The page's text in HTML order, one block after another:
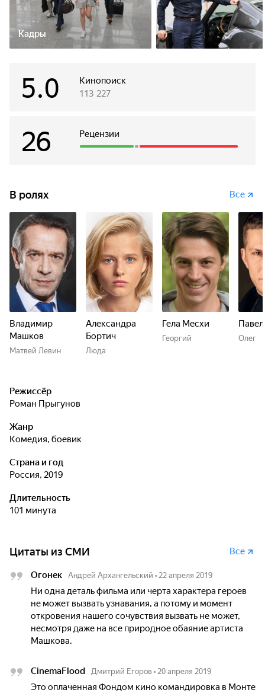
Кадры
Кинопоиск
5.0 113 227
Рецензии
26
В ролях Все
Владимир
Машков
Матвей Левин
Александра
Бортич
Люда
Гела Месхи
Георгий Олег
Режиссёр
Роман Прыгунов
Жанр
комедия, боевик
Страна и год
Россия, 2019
Длительность
101 минута
Цитаты из СМИ Все
Огонек Андрей Архангельский • 22 апреля 2019
Ни одна деталь фильма или черта характера героев
не может вызвать узнавания, а потому и момент
откровения нашего сочувствия вызвать не может,
несмотря даже на все природное обаяние артиста
Машкова.
CinemaFlood Дмитрий Егоров • 20 апреля 2019
Это оплаченная Фондом кино командировка в Монте